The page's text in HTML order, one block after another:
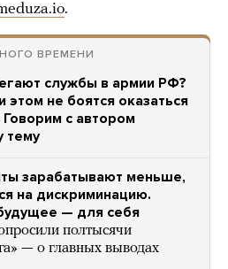
.
ВРЕМЕНИ
службы в армии РФ?
этом не боятся оказаться
Говорим с автором
тему
зарабатывают меньше,
на дискриминацию.
— для себя
полтысячи
— о главных выводах